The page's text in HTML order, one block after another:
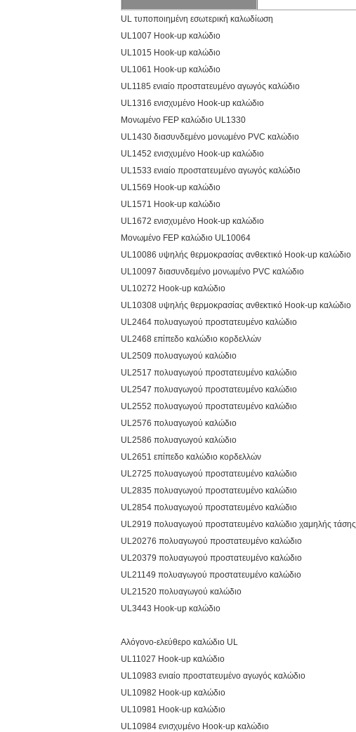
UL τυποποιημένη εσωτερική καλωδίωση
UL1007 Hook-up καλώδιο
UL1015 Hook-up καλώδιο
UL1061 Hook-up καλώδιο
UL1185 ενιαίο προστατευμένο αγωγός καλώδιο
UL1316 ενισχυμένο Hook-up καλώδιο
Μονωμένο FEP καλώδιο UL1330
UL1430 διασυνδεμένο μονωμένο PVC καλώδιο
UL1452 ενισχυμένο Hook-up καλώδιο
UL1533 ενιαίο προστατευμένο αγωγός καλώδιο
UL1569 Hook-up καλώδιο
UL1571 Hook-up καλώδιο
UL1672 ενισχυμένο Hook-up καλώδιο
Μονωμένο FEP καλώδιο UL10064
UL10086 υψηλής θερμοκρασίας ανθεκτικό Hook-up καλώδιο
UL10097 διασυνδεμένο μονωμένο PVC καλώδιο
UL10272 Hook-up καλώδιο
UL10308 υψηλής θερμοκρασίας ανθεκτικό Hook-up καλώδιο
UL2464 πολυαγωγού προστατευμένο καλώδιο
UL2468 επίπεδο καλώδιο κορδελλών
UL2509 πολυαγωγού καλώδιο
UL2517 πολυαγωγού προστατευμένο καλώδιο
UL2547 πολυαγωγού προστατευμένο καλώδιο
UL2552 πολυαγωγού προστατευμένο καλώδιο
UL2576 πολυαγωγού καλώδιο
UL2586 πολυαγωγού καλώδιο
UL2651 επίπεδο καλώδιο κορδελλών
UL2725 πολυαγωγού προστατευμένο καλώδιο
UL2835 πολυαγωγού προστατευμένο καλώδιο
UL2854 πολυαγωγού προστατευμένο καλώδιο
UL2919 πολυαγωγού προστατευμένο καλώδιο χαμηλής τάσης
UL20276 πολυαγωγού προστατευμένο καλώδιο
UL20379 πολυαγωγού προστατευμένο καλώδιο
UL21149 πολυαγωγού προστατευμένο καλώδιο
UL21520 πολυαγωγού καλώδιο
UL3443 Hook-up καλώδιο
Αλόγονο-ελεύθερο καλώδιο UL
UL11027 Hook-up καλώδιο
UL10983 ενιαίο προστατευμένο αγωγός καλώδιο
UL10982 Hook-up καλώδιο
UL10981 Hook-up καλώδιο
UL10984 ενισχυμένο Hook-up καλώδιο